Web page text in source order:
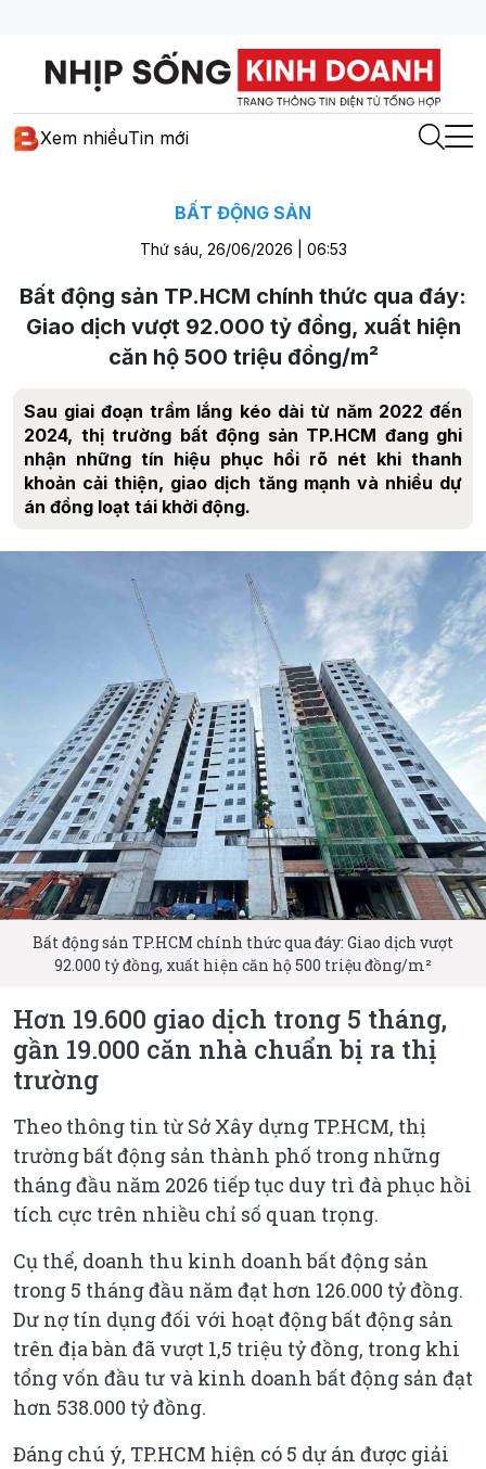
Xem nhiềuTin mới
BẤT ĐỘNG SẢN
Thứ sáu, 26/06/2026 | 06:53
Bất động sản TP.HCM chính thức qua đáy:
Giao dịch vượt 92.000 tỷ đồng, xuất hiện
căn hộ 500 triệu đồng/m²
Sau giai đoạn trầm lắng kéo dài từ năm 2022 đến
2024, thị trường bất động sản TP.HCM đang ghi
nhận những tín hiệu phục hồi rõ nét khi thanh
khoản cải thiện, giao dịch tăng mạnh và nhiều dự
án đồng loạt tái khởi động.
Bất động sản TP.HCM chính thức qua đáy: Giao dịch vượt
92.000 tỷ đồng, xuất hiện căn hộ 500 triệu đồng/m²
Hơn 19.600 giao dịch trong 5 tháng,
gần 19.000 căn nhà chuẩn bị ra thị
trường
Theo thông tin từ Sở Xây dựng TP.HCM, thị
trường bất động sản thành phố trong những
tháng đầu năm 2026 tiếp tục duy trì đà phục hồi
tích cực trên nhiều chỉ số quan trọng.
Cụ thể, doanh thu kinh doanh bất động sản
trong 5 tháng đầu năm đạt hơn 126.000 tỷ đồng.
Dư nợ tín dụng đối với hoạt động bất động sản
trên địa bàn đã vượt 1,5 triệu tỷ đồng, trong khi
tổng vốn đầu tư và kinh doanh bất động sản đạt
hơn 538.000 tỷ đồng.
Đáng chú ý, TP.HCM hiện có 5 dự án được giải